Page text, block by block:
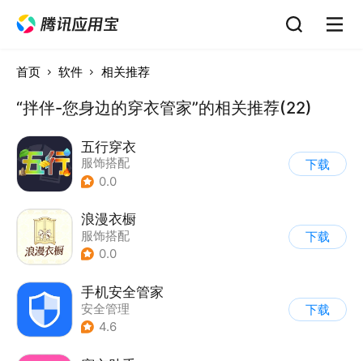
首页 软件 相关推荐
“拌伴-您身边的穿衣管家”的相关推荐(22)
五行穿衣
服饰搭配
0.0
下载
浪漫衣橱
服饰搭配
0.0
下载
手机安全管家
安全管理
4.6
下载